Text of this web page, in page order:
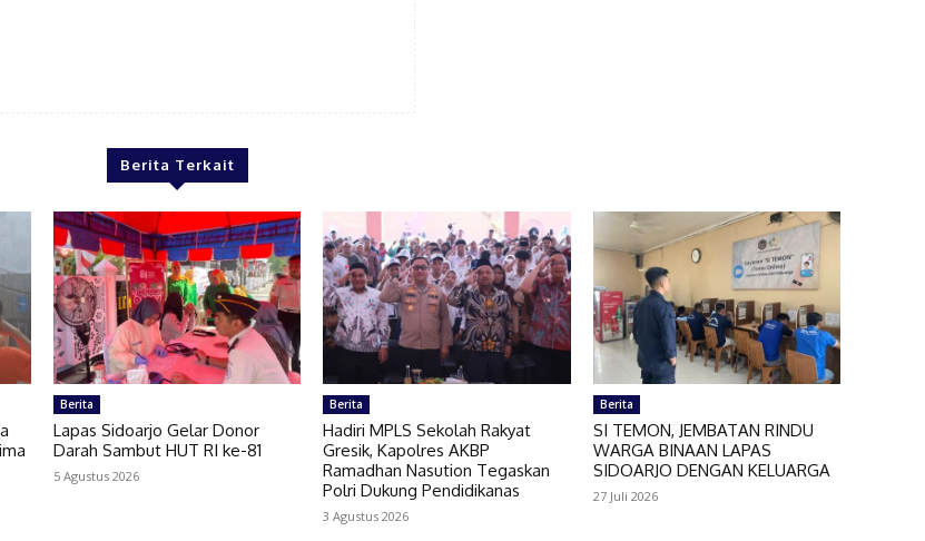
Berita Terkait
Berita
Lapas Sidoarjo Gelar Donor
Darah Sambut HUT RI ke-81
5 Agustus 2026
Berita
Hadiri MPLS Sekolah Rakyat
Gresik, Kapolres AKBP
Ramadhan Nasution Tegaskan
Polri Dukung Pendidikanas
3 Agustus 2026
Berita
SI TEMON, JEMBATAN RINDU
WARGA BINAAN LAPAS
SIDOARJO DENGAN KELUARGA
27 Juli 2026